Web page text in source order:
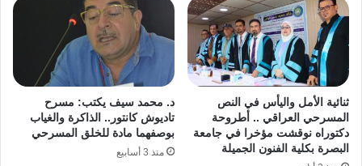
ثنائية الأمل واليأس في النص
المسرحي العراقي .. أطروحة
دكتوراه نوقشت مؤخرا في جامعة
البصرة بكلية الفنون الجميلة
د. محمد سيف يكتب: مسرح
تاديوش كانتور.. الذاكرة والغياب
بوصفهما مادة للخلق المسرحي
منذ 3 أسابيع